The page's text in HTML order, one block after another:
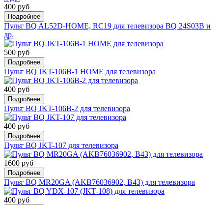
400 руб
Подробнее
Пульт BQ AL52D-HOME, RC19 для телевизора BQ 24S03B и
др.
500 руб
Подробнее
Пульт BQ JKT-106B-1 HOME для телевизора
400 руб
Подробнее
Пульт BQ JKT-106B-2 для телевизора
400 руб
Подробнее
Пульт BQ JKT-107 для телевизора
1600 руб
Подробнее
Пульт BQ MR20GA (AKB76036902, B43) для телевизора
400 руб